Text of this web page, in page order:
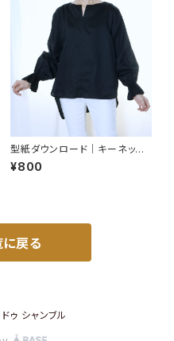
型紙ダウンロード｜キーネック
キャンディスリーブシャツ/フリー
サイズ【A4判】
¥800
戻る
ゥ シャンブル